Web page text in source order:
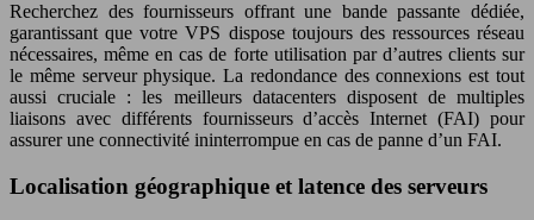
Recherchez des fournisseurs offrant une bande passante dédiée,
garantissant que votre VPS dispose toujours des ressources réseau
nécessaires, même en cas de forte utilisation par d’autres clients sur
le même serveur physique. La redondance des connexions est tout
aussi cruciale : les meilleurs datacenters disposent de multiples
liaisons avec différents fournisseurs d’accès Internet (FAI) pour
assurer une connectivité ininterrompue en cas de panne d’un FAI.
Localisation géographique et latence des serveurs